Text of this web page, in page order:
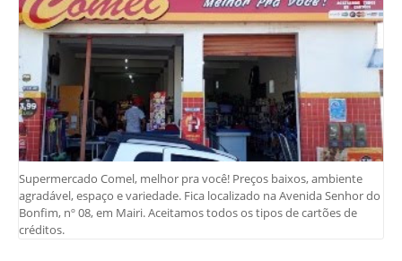
Supermercado Comel, melhor pra você! Preços baixos, ambiente
agradável, espaço e variedade. Fica localizado na Avenida Senhor do
Bonfim, nº 08, em Mairi. Aceitamos todos os tipos de cartões de
créditos.